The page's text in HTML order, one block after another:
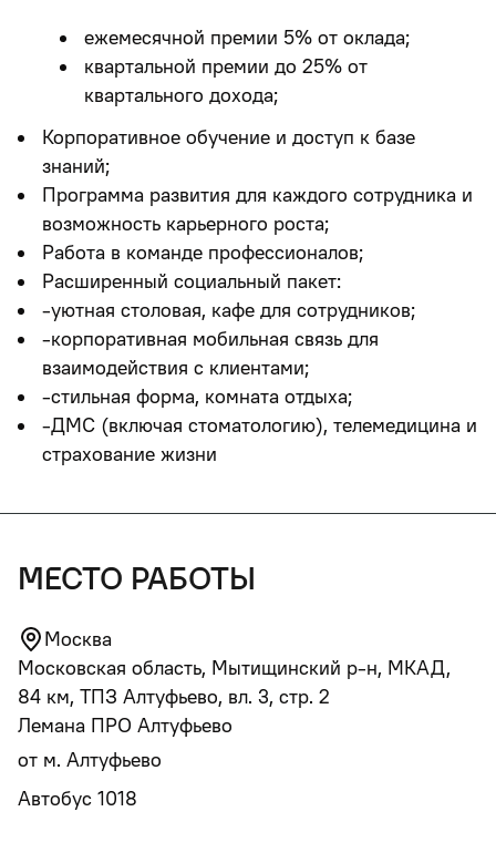
ежемесячной премии 5% от оклада;
квартальной премии до 25% от
квартального дохода;
Корпоративное обучение и доступ к базе
знаний;
Программа развития для каждого сотрудника и
возможность карьерного роста;
Работа в команде профессионалов;
Расширенный социальный пакет:
-уютная столовая, кафе для сотрудников;
-корпоративная мобильная связь для
взаимодействия с клиентами;
-стильная форма, комната отдыха;
-ДМС (включая стоматологию), телемедицина и
страхование жизни
место работы
Москва
Московская область, Мытищинский р-н, МКАД,
84 км, ТПЗ Алтуфьево, вл. 3, стр. 2
Лемана ПРО Алтуфьево
от м. Алтуфьево